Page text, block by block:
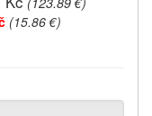
(15.86 €)